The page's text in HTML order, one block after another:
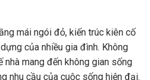
mái ngói đỏ, kiến ​​trúc kiên cố
của nhiều gia đình. Không
nhà mang đến không gian sống
nhu cầu của cuộc sống hiện đại.